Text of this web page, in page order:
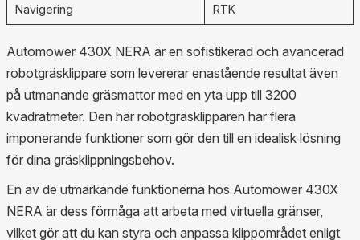
Navigering RTK
Automower 430X NERA är en sofistikerad och avancerad
robotgräsklippare som levererar enastående resultat även
på utmanande gräsmattor med en yta upp till 3200
kvadratmeter. Den här robotgräsklipparen har flera
imponerande funktioner som gör den till en idealisk lösning
för dina gräsklippningsbehov.
En av de utmärkande funktionerna hos Automower 430X
NERA är dess förmåga att arbeta med virtuella gränser,
vilket gör att du kan styra och anpassa klippområdet enligt